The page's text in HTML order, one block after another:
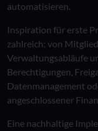
automatisieren.
Inspiration für erste
zahlreich: von
Verwaltungsabläufe
Berechtigungen,
Datenmanagement
angeschlossener
Eine nachhaltige